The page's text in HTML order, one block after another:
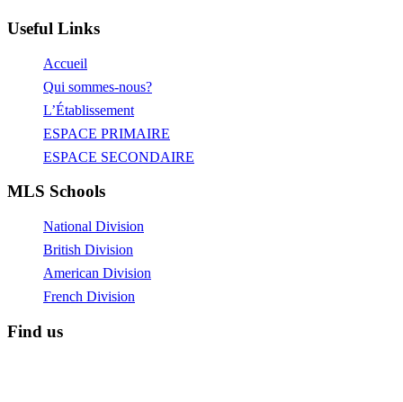
Useful Links
Accueil
Qui sommes-nous?
L’Établissement
ESPACE PRIMAIRE
ESPACE SECONDAIRE
MLS Schools
National Division
British Division
American Division
French Division
Find us